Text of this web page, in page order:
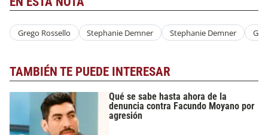
Grego Rossello Stephanie Demner Stephanie Demner
TAMBIÉN TE PUEDE INTERESAR
Qué se sabe hasta ahora de la
denuncia contra Facundo Moyano por
agresión